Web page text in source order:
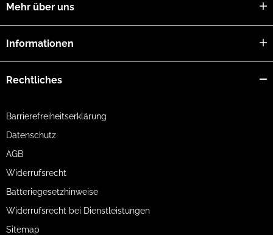
Mehr über uns
Informationen
Rechtliches
Barrierefreiheitserklärung
Datenschutz
AGB
Widerrufsrecht
Batteriegesetzhinweise
Widerrufsrecht bei Dienstleistungen
Sitemap